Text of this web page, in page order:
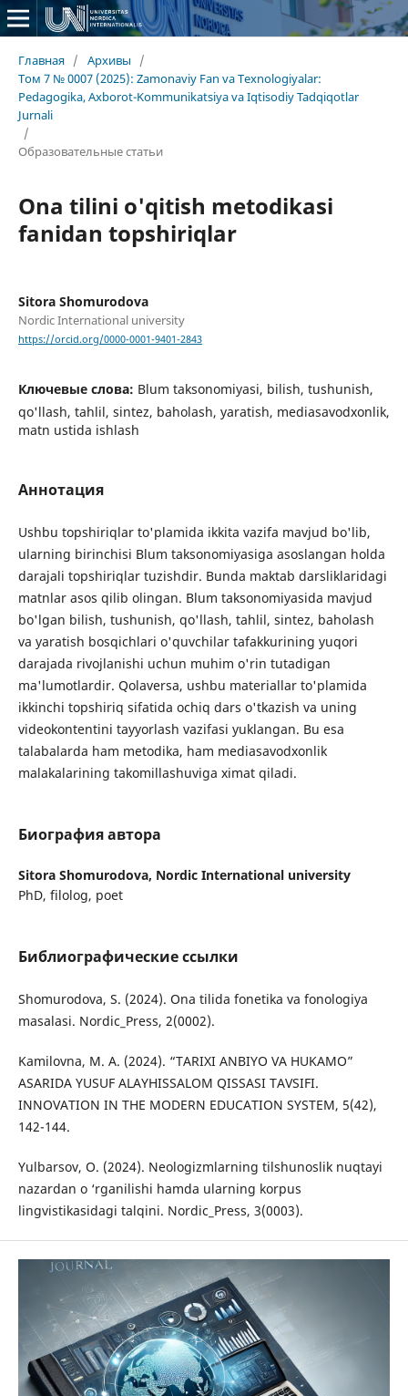
Главная / Архивы
/
Том 7 № 0007 (2025): Zamonaviy Fan va Texnologiyalar:
Pedagogika, Axborot-Kommunikatsiya va Iqtisodiy Tadqiqotlar
Jurnali
/
Образовательные статьи
Ona tilini o'qitish metodikasi
fanidan topshiriqlar
Sitora Shomurodova
Nordic International university
https://orcid.org/0000-0001-9401-2843
Ключевые слова: Blum taksonomiyasi, bilish, tushunish,
qo'llash, tahlil, sintez, baholash, yaratish, mediasavodxonlik,
matn ustida ishlash
Аннотация
Ushbu topshiriqlar to'plamida ikkita vazifa mavjud bo'lib,
ularning birinchisi Blum taksonomiyasiga asoslangan holda
darajali topshiriqlar tuzishdir. Bunda maktab darsliklaridagi
matnlar asos qilib olingan. Blum taksonomiyasida mavjud
bo'lgan bilish, tushunish, qo'llash, tahlil, sintez, baholash
va yaratish bosqichlari o'quvchilar tafakkurining yuqori
darajada rivojlanishi uchun muhim o'rin tutadigan
ma'lumotlardir. Qolaversa, ushbu materiallar to'plamida
ikkinchi topshiriq sifatida ochiq dars o'tkazish va uning
videokontentini tayyorlash vazifasi yuklangan. Bu esa
talabalarda ham metodika, ham mediasavodxonlik
malakalarining takomillashuviga ximat qiladi.
Биография автора
Sitora Shomurodova, Nordic International university
PhD, filolog, poet
Библиографические ссылки
Shomurodova, S. (2024). Ona tilida fonetika va fonologiya
masalasi. Nordic_Press, 2(0002).
Kamilovna, M. A. (2024). “TARIXI ANBIYO VA HUKAMO”
ASARIDA YUSUF ALAYHISSALOM QISSASI TAVSIFI.
INNOVATION IN THE MODERN EDUCATION SYSTEM, 5(42),
142-144.
Yulbarsov, O. (2024). Neologizmlarning tilshunoslik nuqtayi
nazardan o ‘rganilishi hamda ularning korpus
lingvistikasidagi talqini. Nordic_Press, 3(0003).